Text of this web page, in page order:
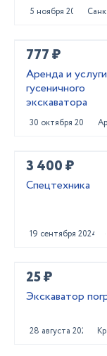
5 ноября 2024
777 ₽
Аренда и услуги
гусеничного
экскаватора
30 октября 2024
3 400 ₽
Спецтехника
19 сентября 2024
25 ₽
Экскаватор
28 августа 2024